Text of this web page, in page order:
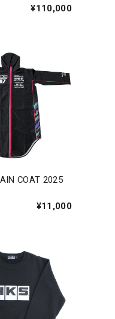
¥110,000
COAT 2025
¥11,000